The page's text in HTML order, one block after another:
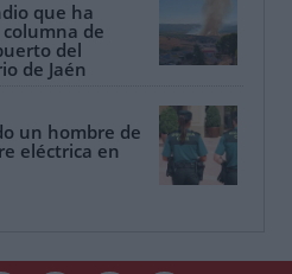
que ha
de
del
de Jaén
un hombre de
eléctrica en